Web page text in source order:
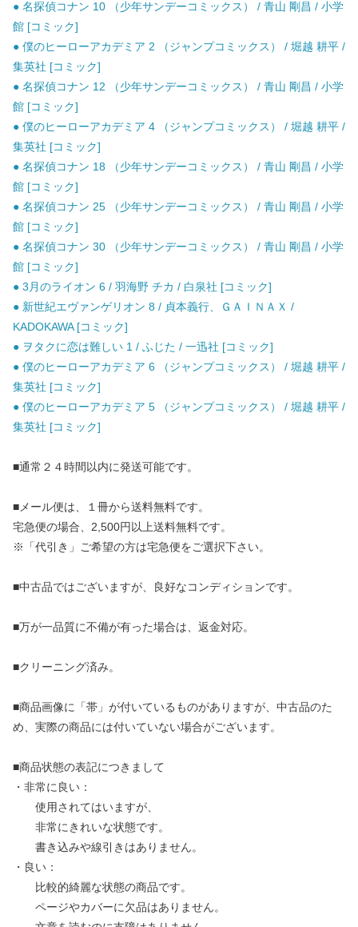
● 名探偵コナン 10 （少年サンデーコミックス） / 青山 剛昌 / 小学
館 [コミック]
● 僕のヒーローアカデミア 2 （ジャンプコミックス） / 堀越 耕平 /
集英社 [コミック]
● 名探偵コナン 12 （少年サンデーコミックス） / 青山 剛昌 / 小学
館 [コミック]
● 僕のヒーローアカデミア 4 （ジャンプコミックス） / 堀越 耕平 /
集英社 [コミック]
● 名探偵コナン 18 （少年サンデーコミックス） / 青山 剛昌 / 小学
館 [コミック]
● 名探偵コナン 25 （少年サンデーコミックス） / 青山 剛昌 / 小学
館 [コミック]
● 名探偵コナン 30 （少年サンデーコミックス） / 青山 剛昌 / 小学
館 [コミック]
● 3月のライオン 6 / 羽海野 チカ / 白泉社 [コミック]
● 新世紀エヴァンゲリオン 8 / 貞本義行、ＧＡＩＮＡＸ /
KADOKAWA [コミック]
● ヲタクに恋は難しい 1 / ふじた / 一迅社 [コミック]
● 僕のヒーローアカデミア 6 （ジャンプコミックス） / 堀越 耕平 /
集英社 [コミック]
● 僕のヒーローアカデミア 5 （ジャンプコミックス） / 堀越 耕平 /
集英社 [コミック]
■通常２４時間以内に発送可能です。
■メール便は、１冊から送料無料です。
宅急便の場合、2,500円以上送料無料です。
※「代引き」ご希望の方は宅急便をご選択下さい。
■中古品ではございますが、良好なコンディションです。
■万が一品質に不備が有った場合は、返金対応。
■クリーニング済み。
■商品画像に「帯」が付いているものがありますが、中古品のた
め、実際の商品には付いていない場合がございます。
■商品状態の表記につきまして
・非常に良い：
使用されてはいますが、
非常にきれいな状態です。
書き込みや線引きはありません。
・良い：
比較的綺麗な状態の商品です。
ページやカバーに欠品はありません。